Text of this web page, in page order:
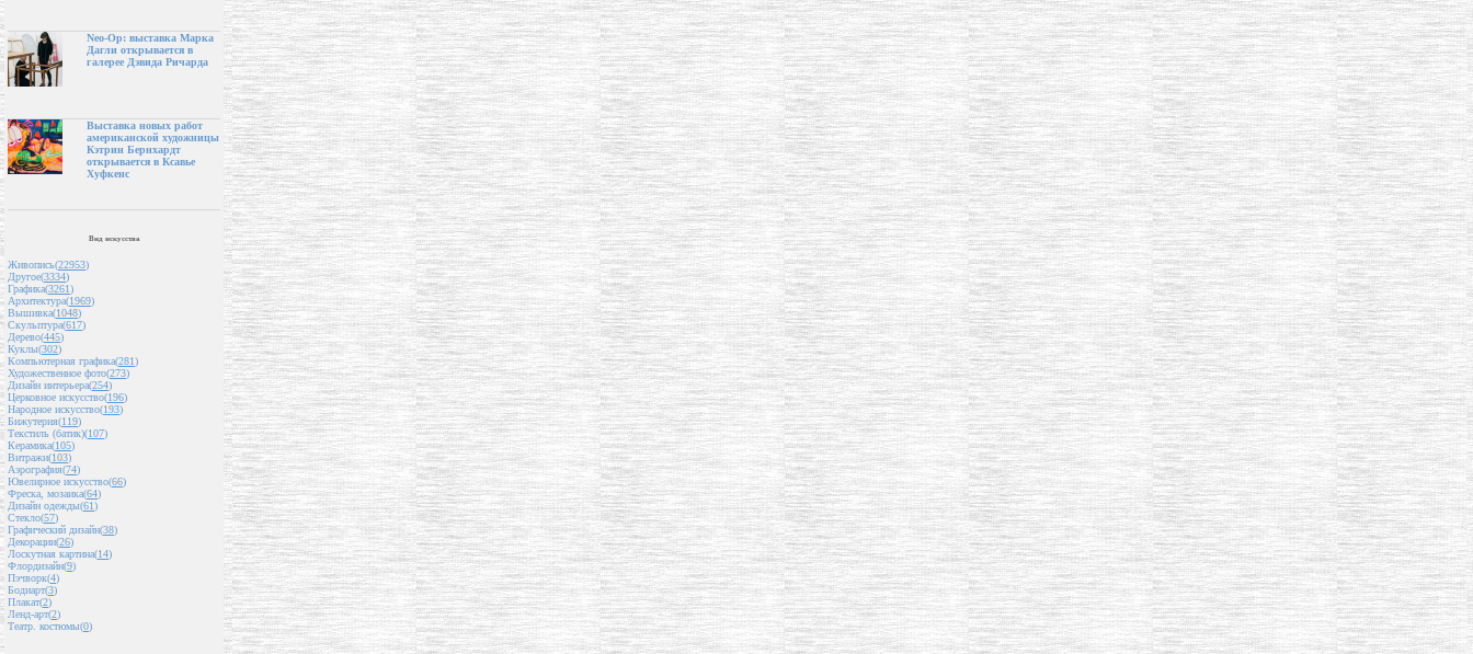
Neo-Op: выставка Марка
Дагли открывается в
галерее Дэвида Ричарда
Выставка новых работ
американской художницы
Кэтрин Бернхардт
открывается в Ксавье
Хуфкенс
Вид искусства
Живопись(22953)
Другое(3334)
Графика(3261)
Архитектура(1969)
Вышивка(1048)
Скульптура(617)
Дерево(445)
Куклы(302)
Компьютерная графика(281)
Художественное фото(273)
Дизайн интерьера(254)
Церковное искусство(196)
Народное искусство(193)
Бижутерия(119)
Текстиль (батик)(107)
Керамика(105)
Витражи(103)
Аэрография(74)
Ювелирное искусство(66)
Фреска, мозаика(64)
Дизайн одежды(61)
Стекло(57)
Графический дизайн(38)
Декорации(26)
Лоскутная картина(14)
Флордизайн(9)
Пэчворк(4)
Бодиарт(3)
Плакат(2)
Ленд-арт(2)
Театр. костюмы(0)